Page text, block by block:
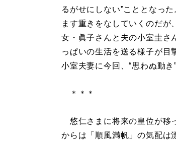
るがせにしない”こととなっ
ます重きをなしていくのだが
女・眞子さんと夫の小室圭さ
っぱいの生活を送る様子が目
小室夫妻に今回、“思わぬ動き
＊＊＊
悠仁さまに将来の皇位が移
からは「順風満帆」の気配は